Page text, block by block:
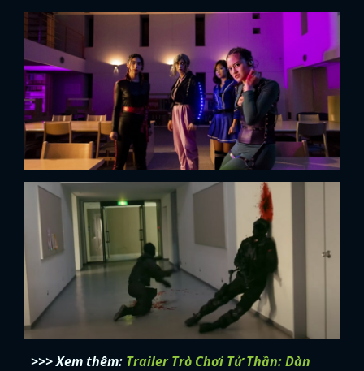
>>> Xem thêm: Trailer Trò Chơi Tử Thần: Dàn